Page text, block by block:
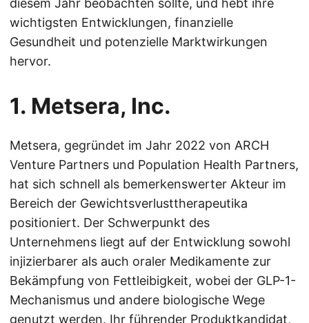
diesem Jahr beobachten sollte, und hebt ihre
wichtigsten Entwicklungen, finanzielle
Gesundheit und potenzielle Marktwirkungen
hervor.
1. Metsera, Inc.
Metsera, gegründet im Jahr 2022 von ARCH
Venture Partners und Population Health Partners,
hat sich schnell als bemerkenswerter Akteur im
Bereich der Gewichtsverlusttherapeutika
positioniert. Der Schwerpunkt des
Unternehmens liegt auf der Entwicklung sowohl
injizierbarer als auch oraler Medikamente zur
Bekämpfung von Fettleibigkeit, wobei der GLP-1-
Mechanismus und andere biologische Wege
genutzt werden. Ihr führender Produktkandidat,